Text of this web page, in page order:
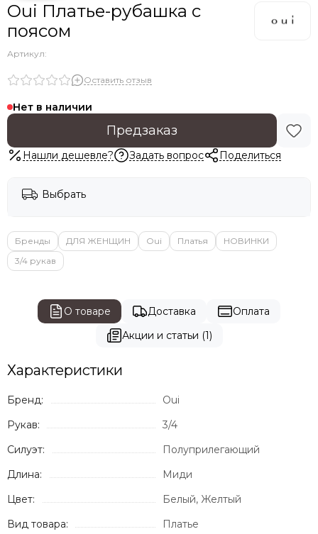
Oui Платье-рубашка с
поясом
Артикул:
Оставить отзыв
Нет в наличии
Предзаказ
Нашли дешевле? Задать вопрос Поделиться
Выбрать
Бренды ДЛЯ ЖЕНЩИН Oui Платья
НОВИНКИ
3/4 рукав
О товаре Доставка
Оплата
Акции и статьи (1)
Характеристики
Бренд:
Oui
Рукав:
3/4
Силуэт:
Полуприлегающий
Длина:
Миди
Цвет:
Белый, Желтый
Вид товара:
Платье